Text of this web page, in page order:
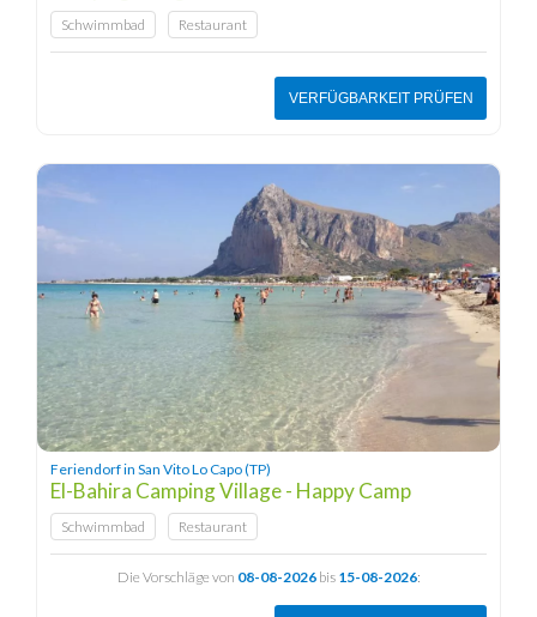
Schwimmbad Restaurant
VERFÜGBARKEIT PRÜFEN
Feriendorf in San Vito Lo Capo (TP)
El-Bahira Camping Village - Happy Camp
Schwimmbad Restaurant
Die Vorschläge von 08-08-2026bis 15-08-2026: